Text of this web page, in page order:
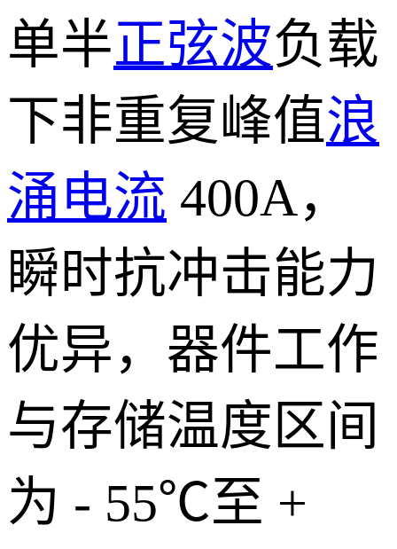
单半正弦波负载
下非重复峰值浪
涌电流 400A，
瞬时抗冲击能力
优异，器件工作
与存储温度区间
为 - 55℃至 +